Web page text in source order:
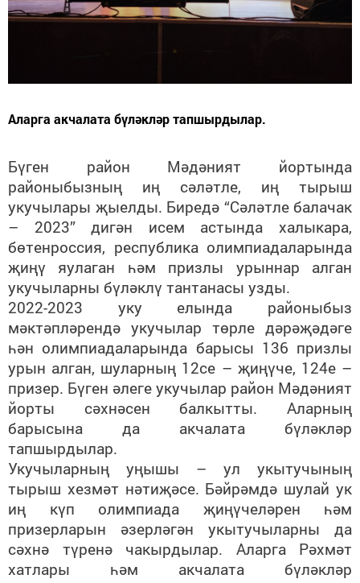
Аларга акчалата бүләкләр тапшырдылар.
Бүген район Мәдәният йортында
районыбызның иң сәләтле, иң тырыш
укучылары җыелды. Биредә “Сәләтле балачак
– 2023” дигән исем астында халыкара,
бөтенроссия, республика олимпиадаларында
җиңү яулаган һәм призлы урыннар алган
укучыларны бүләклү тантанасы узды.
2022-2023 уку елында районыбыз
мәктәпләрендә укучылар төрле дәрәҗәдәге
һән олимпиадаларында барысы 136 призлы
урын алган, шуларның 12се – җиңүче, 124е –
призер. Бүген әлеге укучылар район Мәдәният
йорты сәхнәсен балкытты. Аларның
барысына да акчалата бүләкләр
тапшырдылар.
Укучыларның уңышы – ул укытучының
тырыш хезмәт нәтиҗәсе. Бәйрәмдә шулай ук
иң күп олимпиада җиңүчеләрен һәм
призерларын әзерләгән укытучыларны да
сәхнә түренә чакырдылар. Аларга Рәхмәт
хатлары һәм акчалата бүләкләр